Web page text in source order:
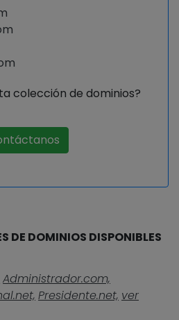
colección de dominios?
DE DOMINIOS DISPONIBLES
Administrador.com,
Presidente.net, ver